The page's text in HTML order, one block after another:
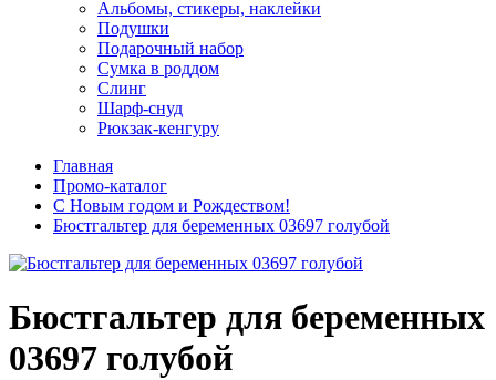
Альбомы, стикеры, наклейки
Подушки
Подарочный набор
Сумка в роддом
Слинг
Шарф-снуд
Рюкзак-кенгуру
Главная
Промо-каталог
С Новым годом и Рождеством!
Бюстгальтер для беременных 03697 голубой
Бюстгальтер для беременных
03697 голубой